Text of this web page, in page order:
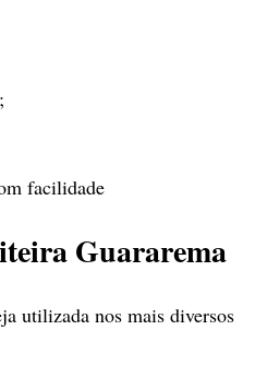
facilidade
Guararema
utilizada nos mais diversos